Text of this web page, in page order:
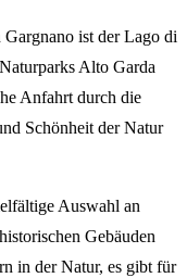
ist der Lago di
Alto Garda
Anfahrt durch die
Schönheit der Natur
Auswahl an
Gebäuden
in der Natur, es gibt für